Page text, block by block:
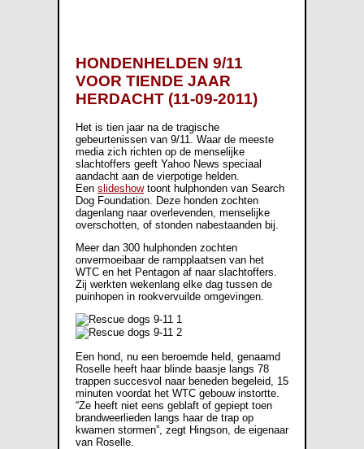
HONDENHELDEN 9/11
VOOR TIENDE JAAR
HERDACHT (11-09-2011)
Het is tien jaar na de tragische
gebeurtenissen van 9/11. Waar de meeste
media zich richten op de menselijke
slachtoffers geeft Yahoo News speciaal
aandacht aan de vierpotige helden.
Een slideshowtoont hulphonden van Search
Dog Foundation. Deze honden zochten
dagenlang naar overlevenden, menselijke
overschotten, of stonden nabestaanden bij.
Meer dan 300 hulphonden zochten
onvermoeibaar de rampplaatsen van het
WTC en het Pentagon af naar slachtoffers.
Zij werkten wekenlang elke dag tussen de
puinhopen in rookvervuilde omgevingen.
Een hond, nu een beroemde held, genaamd
Roselle heeft haar blinde baasje langs 78
trappen succesvol naar beneden begeleid, 15
minuten voordat het WTC gebouw instortte.
“Ze heeft niet eens geblaft of gepiept toen
brandweerlieden langs haar de trap op
kwamen stormen”, zegt Hingson, de eigenaar
van Roselle.